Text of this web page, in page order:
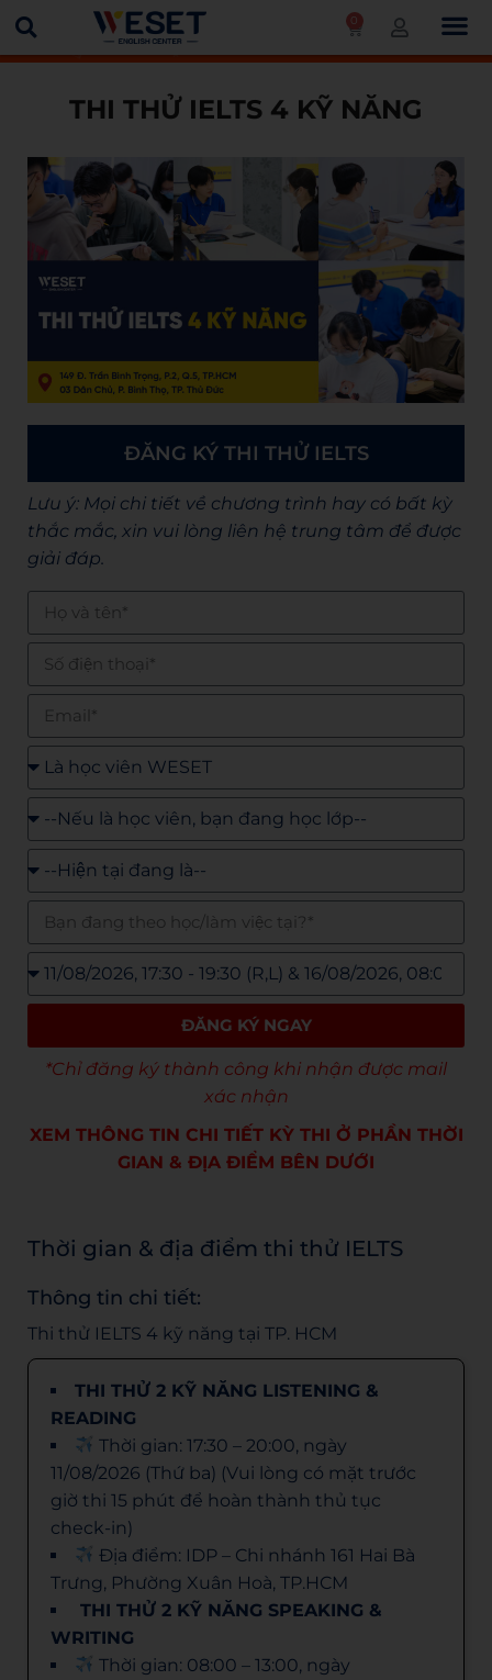
0
Trang chủ Thi thử IELTS 4 kỹ năng
THI THỬ IELTS 4 KỸ NĂNG
ĐĂNG KÝ THI THỬ IELTS
Lưu ý: Mọi chi tiết về chương trình hay có bất kỳ
thắc mắc, xin vui lòng liên hệ trung tâm để được
giải đáp.
ĐĂNG KÝ NGAY
*Chỉ đăng ký thành công khi nhận được mail
xác nhận
XEM THÔNG TIN CHI TIẾT KỲ THI Ở PHẦN THỜI
GIAN & ĐỊA ĐIỂM BÊN DƯỚI
Thời gian & địa điểm thi thử IELTS
Thông tin chi tiết:
Thi thử IELTS 4 kỹ năng tại TP. HCM
THI THỬ 2 KỸ NĂNG LISTENING &
READING
Thời gian: 17:30 – 20:00, ngày
11/08/2026 (Thứ ba) (Vui lòng có mặt trước
giờ thi 15 phút để hoàn thành thủ tục
check-in)
Địa điểm: IDP – Chi nhánh 161 Hai Bà
Trưng, Phường Xuân Hoà, TP.HCM
THI THỬ 2 KỸ NĂNG SPEAKING &
WRITING
Thời gian: 08:00 – 13:00, ngày